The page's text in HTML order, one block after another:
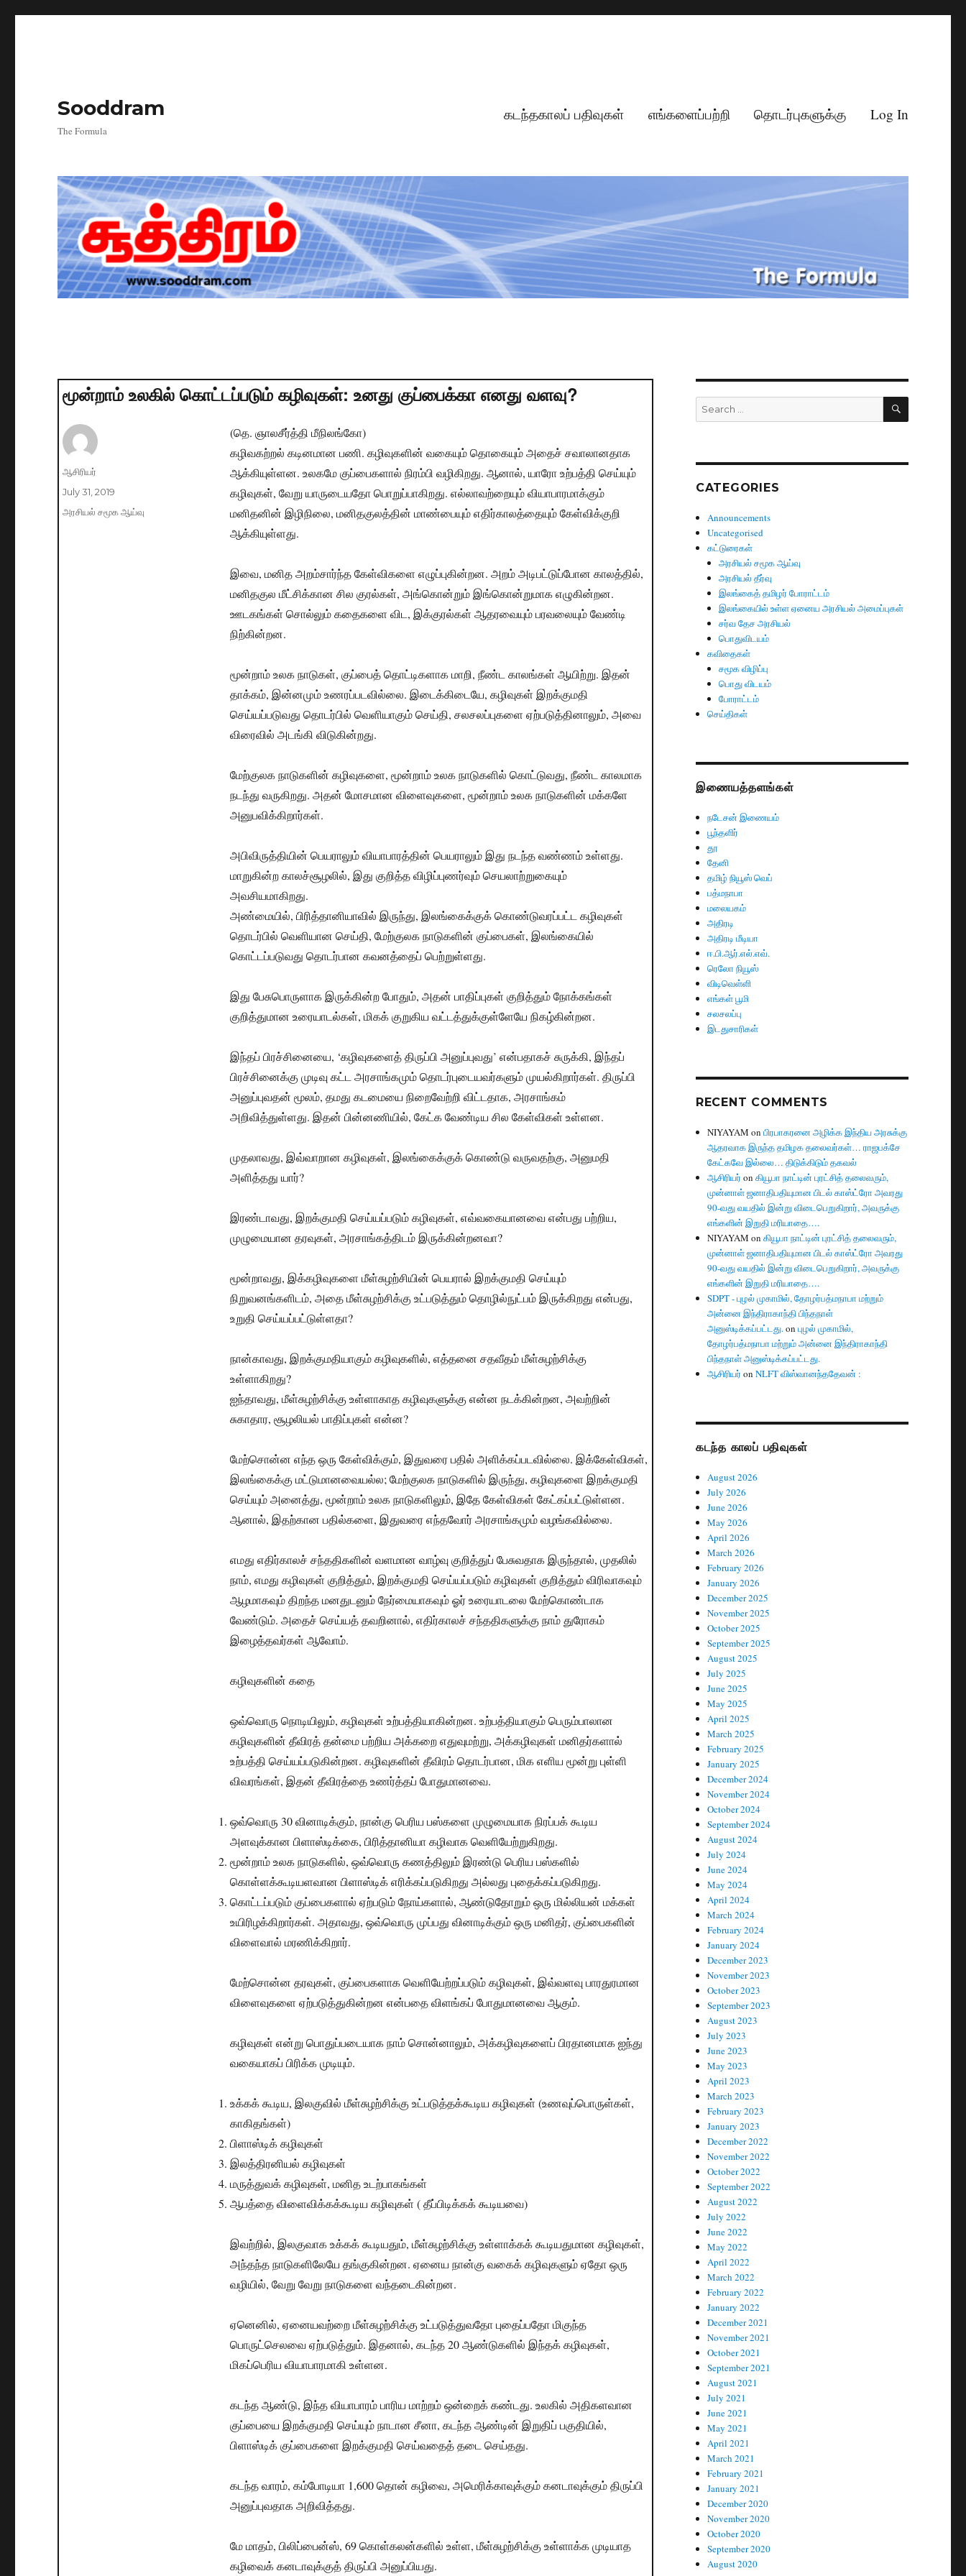
Sooddram
The Formula
கடந்தகாலப் பதிவுகள் எங்களைப்பற்றி தொடர்புகளுக்கு Log In
மூன்றாம் உலகில் கொட்டப்படும் கழிவுகள்: உனது குப்பைக்கா எனது வளவு?
(தெ. ஞாலசீர்த்தி மீநிலங்கோ)
கழிவகற்றல் கடினமான பணி. கழிவுகளின் வகையும் தொகையும் அதைச் சவாலானதாக
ஆக்கியுள்ளன. உலகமே குப்பைகளால் நிரம்பி வழிகிறது. ஆனால், யாரோ உற்பத்தி செய்யும்
கழிவுகள், வேறு யாருடையதோ பொறுப்பாகிறது. எல்லாவற்றையும் வியாபாரமாக்கும்
மனிதனின் இழிநிலை, மனிதகுலத்தின் மாண்பையும் எதிர்காலத்தையும் கேள்விக்குறி
ஆக்கியுள்ளது.
இவை, மனித அறம்சார்ந்த கேள்விகளை எழுப்புகின்றன. அறம் அடிபட்டுப்போன காலத்தில்,
மனிதகுல மீட்சிக்கான சில குரல்கள், அங்கொன்றும் இங்கொன்றுமாக எழுகின்றன.
ஊடகங்கள் சொல்லும் கதைகளை விட, இக்குரல்கள் ஆதரவையும் பரவலையும் வேண்டி
நிற்கின்றன.
மூன்றாம் உலக நாடுகள், குப்பைத் தொட்டிகளாக மாறி, நீண்ட காலங்கள் ஆயிற்று. இதன்
தாக்கம், இன்னமும் உணரப்படவில்லை. இடைக்கிடையே, கழிவுகள் இறக்குமதி
செய்யப்படுவது தொடர்பில் வெளியாகும் செய்தி, சலசலப்புகளை ஏற்படுத்தினாலும், அவை
விரைவில் அடங்கி விடுகின்றது.
மேற்குலக நாடுகளின் கழிவுகளை, மூன்றாம் உலக நாடுகளில் கொட்டுவது, நீண்ட காலமாக
நடந்து வருகிறது. அதன் மோசமான விளைவுகளை, மூன்றாம் உலக நாடுகளின் மக்களே
அனுபவிக்கிறார்கள்.
அபிவிருத்தியின் பெயராலும் வியாபாரத்தின் பெயராலும் இது நடந்த வண்ணம் உள்ளது.
மாறுகின்ற காலச்சூழலில், இது குறித்த விழிப்புணர்வும் செயலாற்றுகையும்
அவசியமாகிறது.
அண்மையில், பிரித்தானியாவில் இருந்து, இலங்கைக்குக் கொண்டுவரப்பட்ட கழிவுகள்
தொடர்பில் வெளியான செய்தி, மேற்குலக நாடுகளின் குப்பைகள், இலங்கையில்
கொட்டப்படுவது தொடர்பான கவனத்தைப் பெற்றுள்ளது.
இது பேசுபொருளாக இருக்கின்ற போதும், அதன் பாதிப்புகள் குறித்தும் நோக்கங்கள்
குறித்துமான உரையாடல்கள், மிகக் குறுகிய வட்டத்துக்குள்ளேயே நிகழ்கின்றன.
இந்தப் பிரச்சினையை, ‘கழிவுகளைத் திருப்பி அனுப்புவது’ என்பதாகச் சுருக்கி, இந்தப்
பிரச்சினைக்கு முடிவு கட்ட அரசாங்கமும் தொடர்புடையவர்களும் முயல்கிறார்கள். திருப்பி
அனுப்புவதன் மூலம், தமது கடமையை நிறைவேற்றி விட்டதாக, அரசாங்கம்
அறிவித்துள்ளது. இதன் பின்னணியில், கேட்க வேண்டிய சில கேள்விகள் உள்ளன.
முதலாவது, இவ்வாறான கழிவுகள், இலங்கைக்குக் கொண்டு வருவதற்கு, அனுமதி
அளித்தது யார்?
இரண்டாவது, இறக்குமதி செய்யப்படும் கழிவுகள், எவ்வகையானவை என்பது பற்றிய,
முழுமையான தரவுகள், அரசாங்கத்திடம் இருக்கின்றனவா?
மூன்றாவது, இக்கழிவுகளை மீள்சுழற்சியின் பெயரால் இறக்குமதி செய்யும்
நிறுவனங்களிடம், அதை மீள்சுழற்சிக்கு உட்படுத்தும் தொழில்நுட்பம் இருக்கிறது என்பது,
உறுதி செய்யப்பட்டுள்ளதா?
நான்காவது, இறக்குமதியாகும் கழிவுகளில், எத்தனை சதவீதம் மீள்சுழற்சிக்கு
உள்ளாகிறது?
ஐந்தாவது, மீள்சுழற்சிக்கு உள்ளாகாத கழிவுகளுக்கு என்ன நடக்கின்றன, அவற்றின்
சுகாதார, சூழலியல் பாதிப்புகள் என்ன?
மேற்சொன்ன எந்த ஒரு கேள்விக்கும், இதுவரை பதில் அளிக்கப்படவில்லை. இக்கேள்விகள்,
இலங்கைக்கு மட்டுமானவையல்ல; மேற்குலக நாடுகளில் இருந்து, கழிவுகளை இறக்குமதி
செய்யும் அனைத்து, மூன்றாம் உலக நாடுகளிலும், இதே கேள்விகள் கேட்கப்பட்டுள்ளன.
ஆனால், இதற்கான பதில்களை, இதுவரை எந்தவோர் அரசாங்கமும் வழங்கவில்லை.
எமது எதிர்காலச் சந்ததிகளின் வளமான வாழ்வு குறித்துப் பேசுவதாக இருந்தால், முதலில்
நாம், எமது கழிவுகள் குறித்தும், இறக்குமதி செய்யப்படும் கழிவுகள் குறித்தும் விரிவாகவும்
ஆழமாகவும் திறந்த மனதுடனும் நேர்மையாகவும் ஓர் உரையாடலை மேற்கொண்டாக
வேண்டும். அதைச் செய்யத் தவறினால், எதிர்காலச் சந்ததிகளுக்கு நாம் துரோகம்
இழைத்தவர்கள் ஆவோம்.
கழிவுகளின் கதை
ஒவ்வொரு நொடியிலும், கழிவுகள் உற்பத்தியாகின்றன. உற்பத்தியாகும் பெரும்பாலான
கழிவுகளின் தீவிரத் தன்மை பற்றிய அக்கறை எதுவுமற்று, அக்கழிவுகள் மனிதர்களால்
உற்பத்தி செய்யப்படுகின்றன. கழிவுகளின் தீவிரம் தொடர்பான, மிக எளிய மூன்று புள்ளி
விவரங்கள், இதன் தீவிரத்தை உணர்த்தப் போதுமானவை.
ஒவ்வொரு 30 வினாடிக்கும், நான்கு பெரிய பஸ்களை முழுமையாக நிரப்பக் கூடிய
அளவுக்கான பிளாஸ்டிக்கை, பிரித்தானியா கழிவாக வெளியேற்றுகிறது.
மூன்றாம் உலக நாடுகளில், ஒவ்வொரு கணத்திலும் இரண்டு பெரிய பஸ்களில்
கொள்ளக்கூடியளவான பிளாஸ்டிக் எரிக்கப்படுகிறது அல்லது புதைக்கப்படுகிறது.
கொட்டப்படும் குப்பைகளால் ஏற்படும் நோய்களால், ஆண்டுதோறும் ஒரு மில்லியன் மக்கள்
உயிரிழக்கிறார்கள். அதாவது, ஒவ்வொரு முப்பது வினாடிக்கும் ஒரு மனிதர், குப்பைகளின்
விளைவால் மரணிக்கிறார்.
மேற்சொன்ன தரவுகள், குப்பைகளாக வெளியேற்றப்படும் கழிவுகள், இவ்வளவு பாரதுரமான
விளைவுகளை ஏற்படுத்துகின்றன என்பதை விளங்கப் போதுமானவை ஆகும்.
கழிவுகள் என்று பொதுப்படையாக நாம் சொன்னாலும், அக்கழிவுகளைப் பிரதானமாக ஐந்து
வகையாகப் பிரிக்க முடியும்.
உக்கக் கூடிய, இலகுவில் மீள்சுழற்சிக்கு உட்படுத்தக்கூடிய கழிவுகள் (உணவுப்பொருள்கள்,
காகிதங்கள்)
பிளாஸ்டிக் கழிவுகள்
இலத்திரனியல் கழிவுகள்
மருத்துவக் கழிவுகள், மனித உடற்பாகங்கள்
ஆபத்தை விளைவிக்கக்கூடிய கழிவுகள் ( தீப்பிடிக்கக் கூடியவை)
இவற்றில், இலகுவாக உக்கக் கூடியதும், மீள்சுழற்சிக்கு உள்ளாக்கக் கூடியதுமான கழிவுகள்,
அந்தந்த நாடுகளிலேயே தங்குகின்றன. ஏனைய நான்கு வகைக் கழிவுகளும் ஏதோ ஒரு
வழியில், வேறு வேறு நாடுகளை வந்தடைகின்றன.
ஏனெனில், ஏனையவற்றை மீள்சுழற்சிக்கு உட்படுத்துவதோ புதைப்பதோ மிகுந்த
பொருட்செலவை ஏற்படுத்தும். இதனால், கடந்த 20 ஆண்டுகளில் இந்தக் கழிவுகள்,
மிகப்பெரிய வியாபாரமாகி உள்ளன.
கடந்த ஆண்டு, இந்த வியாபாரம் பாரிய மாற்றம் ஒன்றைக் கண்டது. உலகில் அதிகளவான
குப்பையை இறக்குமதி செய்யும் நாடான சீனா, கடந்த ஆண்டின் இறுதிப் பகுதியில்,
பிளாஸ்டிக் குப்பைகளை இறக்குமதி செய்வதைத் தடை செய்தது.
கடந்த வாரம், கம்போடியா 1,600 தொன் கழிவை, அமெரிக்காவுக்கும் கனடாவுக்கும் திருப்பி
அனுப்புவதாக அறிவித்தது.
மே மாதம், பிலிப்பைன்ஸ், 69 கொள்கலன்களில் உள்ள, மீள்சுழற்சிக்கு உள்ளாக்க முடியாத
கழிவைக் கனடாவுக்குத் திருப்பி அனுப்பியது.
Author
ஆசிரியர்
Posted
on
July 31, 2019
Categories
அரசியல் சமூக ஆய்வு
Search
for:
SEARCH
CATEGORIES
Announcements
Uncategorised
கட்டுரைகள்
அரசியல் சமூக ஆய்வு
அரசியல் தீர்வு
இலங்கைத் தமிழர் போராட்டம்
இலங்கையில் உள்ள ஏனைய அரசியல் அமைப்புகள்
சர்வ தேச அரசியல்
பொதுவிடயம்
கவிதைகள்
சமூக விழிப்பு
பொது விடயம்
போராட்டம்
செய்திகள்
இணையத்தளங்கள்
நடேசன் இணையம்
பூந்தளிர்
தூ
தேனி
தமிழ் நியூஸ் வெப்
பத்மநாபா
மலையகம்
அதிரடி
அதிரடி மீடியா
ஈ.பி.ஆர்.எல்.எவ்.
ரெலோ நியூஸ்
விடிவெள்ளி
எங்கள் பூமி
சலசலப்பு
இடதுசாரிகள்
RECENT COMMENTS
NIYAYAM onபிரபாகரனை அழிக்க இந்திய அரசுக்கு
ஆதரவாக இருந்த தமிழக தலைவர்கள்… ராஜபக்சே
கேட்கவே இல்லை… திடுக்கிடும் தகவல்
ஆசிரியர் onகியூபா நாட்டின் புரட்சித் தலைவரும்,
முன்னாள் ஜனாதிபதியுமான பிடல் காஸ்ட்ரோ அவரது
90-வது வயதில் இன்று விடைபெறுகிறார், அவருக்கு
எங்களின் இறுதி மரியாதை….
NIYAYAM onகியூபா நாட்டின் புரட்சித் தலைவரும்,
முன்னாள் ஜனாதிபதியுமான பிடல் காஸ்ட்ரோ அவரது
90-வது வயதில் இன்று விடைபெறுகிறார், அவருக்கு
எங்களின் இறுதி மரியாதை….
SDPT - புழல் முகாமில், தோழர்பத்மநாபா மற்றும்
அன்னை இந்திராகாந்தி பிந்தநாள்
அனுஸ்டிக்கப்பட்டது.onபுழல் முகாமில்,
தோழர்பத்மநாபா மற்றும் அன்னை இந்திராகாந்தி
பிந்தநாள் அனுஸ்டிக்கப்பட்டது.
ஆசிரியர் onNLFT விஸ்வானந்ததேவன் :
கடந்த காலப் பதிவுகள்
August 2026
July 2026
June 2026
May 2026
April 2026
March 2026
February 2026
January 2026
December 2025
November 2025
October 2025
September 2025
August 2025
July 2025
June 2025
May 2025
April 2025
March 2025
February 2025
January 2025
December 2024
November 2024
October 2024
September 2024
August 2024
July 2024
June 2024
May 2024
April 2024
March 2024
February 2024
January 2024
December 2023
November 2023
October 2023
September 2023
August 2023
July 2023
June 2023
May 2023
April 2023
March 2023
February 2023
January 2023
December 2022
November 2022
October 2022
September 2022
August 2022
July 2022
June 2022
May 2022
April 2022
March 2022
February 2022
January 2022
December 2021
November 2021
October 2021
September 2021
August 2021
July 2021
June 2021
May 2021
April 2021
March 2021
February 2021
January 2021
December 2020
November 2020
October 2020
September 2020
August 2020